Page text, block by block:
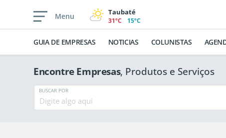
Menu Taubaté
31ºC 15ºC
GUIA DE EMPRESAS NOTICIAS COLUNISTAS
Encontre Empresas, Produtos e Serviços
BUSCAR POR